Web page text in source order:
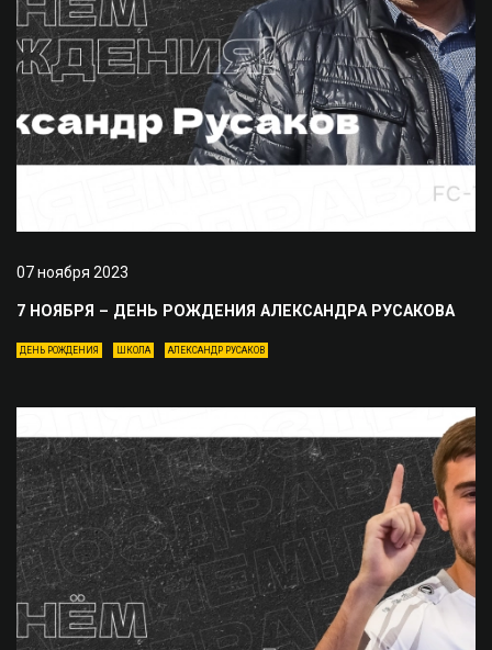
07 ноября 2023
7 НОЯБРЯ – ДЕНЬ РОЖДЕНИЯ АЛЕКСАНДРА РУСАКОВА
ДЕНЬ РОЖДЕНИЯ ШКОЛА АЛЕКСАНДР РУСАКОВ